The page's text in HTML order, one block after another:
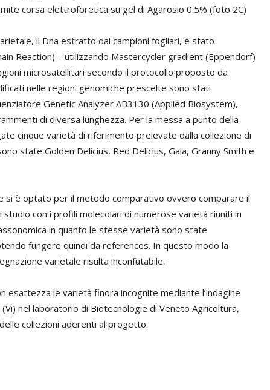
corsa elettroforetica su gel di Agarosio 0.5% (foto 2C)
il Dna estratto dai campioni fogliari, è stato
Reaction) – utilizzando Mastercycler gradient (Eppendorf)
microsatellitari secondo il protocollo proposto da
nelle regioni genomiche prescelte sono stati
Genetic Analyzer AB3130 (Applied Biosystem),
di diversa lunghezza. Per la messa a punto della
cinque varietà di riferimento prelevate dalla collezione di
state Golden Delicius, Red Delicius, Gala, Granny Smith e
si è optato per il metodo comparativo ovvero comparare il
con i profili molecolari di numerose varietà riuniti in
in quanto le stesse varietà sono state
fungere quindi da references. In questo modo la
varietale risulta inconfutabile.
esattezza le varietà finora incognite mediante l’indagine
nel laboratorio di Biotecnologie di Veneto Agricoltura,
collezioni aderenti al progetto.